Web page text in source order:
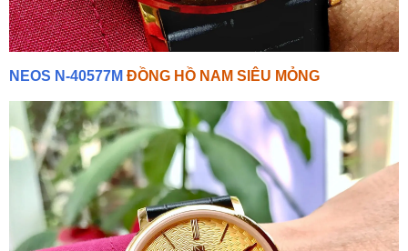
NEOS N-40577M ĐỒNG HỒ NAM SIÊU MỎNG